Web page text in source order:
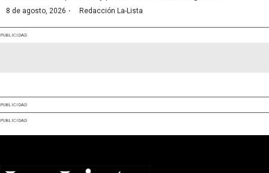
8 de agosto, 2026 · Redacción La-Lista
PUBLICIDAD
PUBLICIDAD
PUBLICIDAD